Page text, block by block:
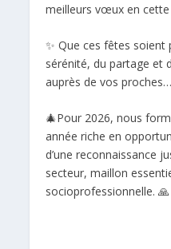
meilleurs vœux en cette
✨ Que ces fêtes soient
sérénité, du partage et
auprès de vos
🎄Pour 2026, nous
année riche en
d’une reconnaissance
secteur, maillon
socioprofessionnelle. 🙏